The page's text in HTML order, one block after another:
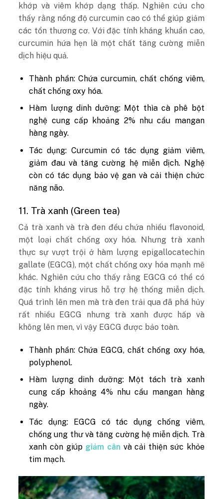
khớp và viêm khớp dạng thấp. Nghiên cứu cho
thấy rằng nồng độ curcumin cao có thể giúp giảm
các tổn thương cơ. Với đặc tính kháng khuẩn cao,
curcumin hứa hẹn là một chất tăng cường miễn
dịch hiệu quả.
Thành phần: Chứa curcumin, chất chống viêm,
chất chống oxy hóa.
Hàm lượng dinh dưỡng: Một thìa cà phê bột
nghệ cung cấp khoảng 2% nhu cầu mangan
hàng ngày.
Tác dụng: Curcumin có tác dụng giảm viêm,
giảm đau và tăng cường hệ miễn dịch. Nghệ
còn có tác dụng bảo vệ gan và cải thiện chức
năng não.
11. Trà xanh (Green tea)
Cả trà xanh và trà đen đều chứa nhiều flavonoid,
một loại chất chống oxy hóa. Nhưng trà xanh
thực sự vượt trội ở hàm lượng epigallocatechin
gallate (EGCG), một chất chống oxy hóa mạnh mẽ
khác. Nghiên cứu cho thấy rằng EGCG có thể có
đặc tính kháng virus hỗ trợ hệ thống miễn dịch.
Quá trình lên men mà trà đen trải qua đã phá hủy
rất nhiều EGCG nhưng trà xanh được hấp và
không lên men, vì vậy EGCG được bảo toàn.
Thành phần: Chứa EGCG, chất chống oxy hóa,
polyphenol.
Hàm lượng dinh dưỡng: Một tách trà xanh
cung cấp khoảng 4% nhu cầu mangan hàng
ngày.
Tác dụng: EGCG có tác dụng chống viêm,
chống ung thư và tăng cường hệ miễn dịch. Trà
xanh còn giúp giảm cân và cải thiện sức khỏe
tim mạch.